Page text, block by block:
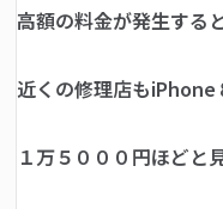
高額の料金が発生する
近くの修理店もiPhone
１万５０００円ほどと